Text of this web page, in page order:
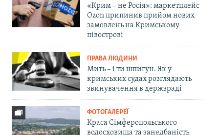
«Крим – не Росія»: маркетплейс
Ozon припинив прийом нових
замовлень на Кримському
півострові
ПРАВА ЛЮДИНИ
Мить – і ти шпигун. Як у
кримських судах розглядають
звинувачення в держзраді
ФОТОГАЛЕРЕЇ
Краса Сімферопольського
водосховища та занедбаність